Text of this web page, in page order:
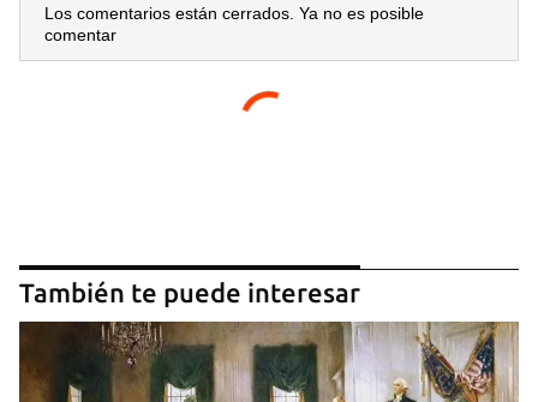
Los comentarios están cerrados. Ya no es posible
comentar
También te puede interesar